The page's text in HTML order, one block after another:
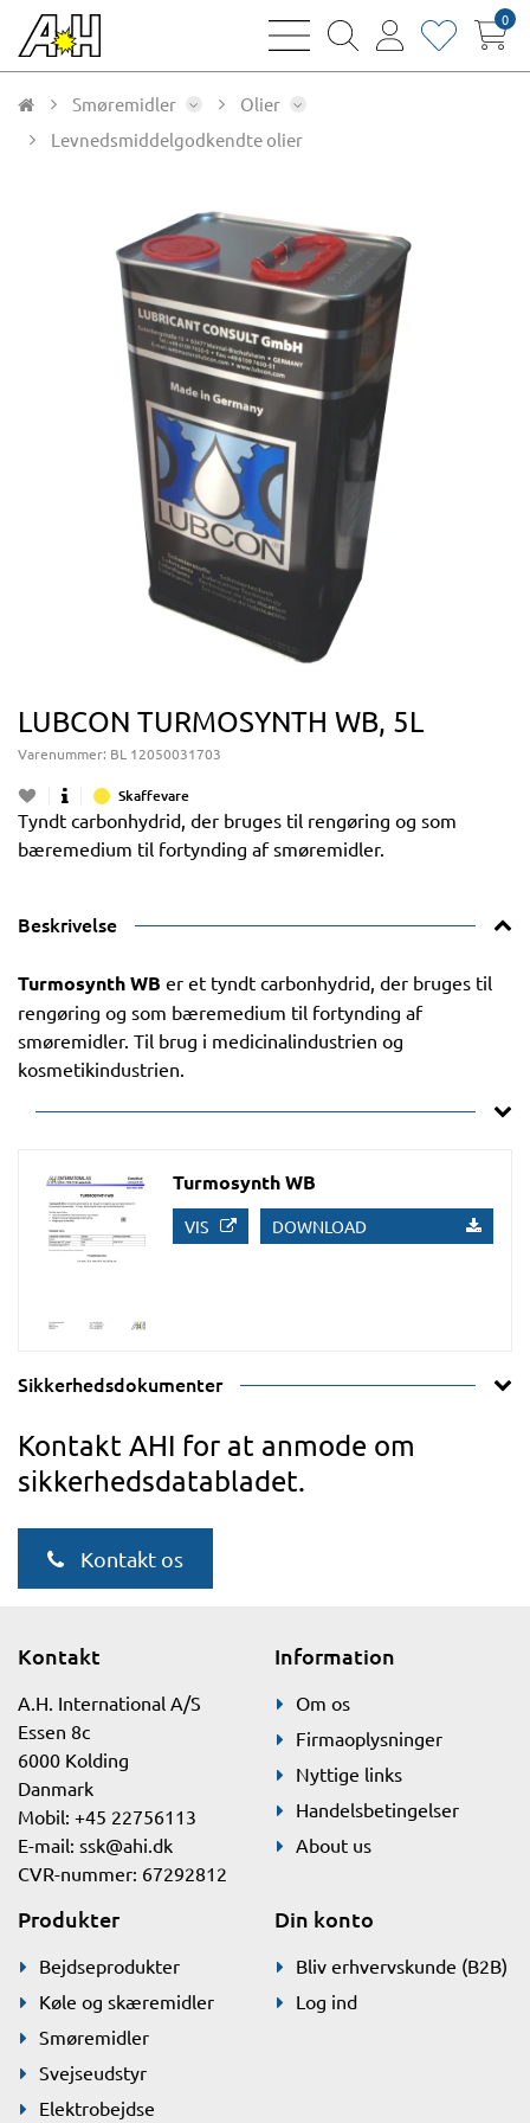
bars
magnifying
user
heart0
Smøremidler
Olier
Levnedsmiddelgodkendte olier
LUBCON TURMOSYNTH WB, 5L
Varenummer: BL 12050031703
Skaffevare
Tyndt carbonhydrid, der bruges til rengøring og som
bæremedium til fortynding af smøremidler.
Beskrivelse
Turmosynth WB er et tyndt carbonhydrid, der bruges til
rengøring og som bæremedium til fortynding af
smøremidler. Til brug i medicinalindustrien og
kosmetikindustrien.
Turmosynth WB
VIS DOWNLOAD
Sikkerhedsdokumenter
Kontakt AHI for at anmode om
sikkerhedsdatabladet.
Kontakt os
Kontakt
A.H. International A/S
Essen 8c
6000 Kolding
Danmark
Mobil: +45 22756113
E-mail: ssk@ahi.dk
CVR-nummer: 67292812
Information
Om os
Firmaoplysninger
Nyttige links
Handelsbetingelser
About us
Produkter
Bejdseprodukter
Køle og skæremidler
Smøremidler
Svejseudstyr
Elektrobejdse
Din konto
Bliv erhvervskunde (B2B)
Log ind